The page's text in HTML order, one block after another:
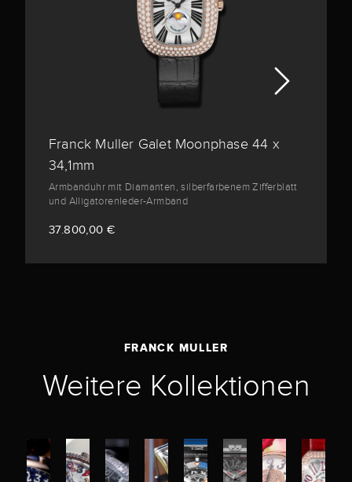
Franck Muller Galet Moonphase 44 x
34,1mm
Armbanduhr mit Diamanten, silberfarbenem Zifferblatt
und Alligatorenleder-Armband
37.800,00 €
FRANCK MULLER
Weitere Kollektionen